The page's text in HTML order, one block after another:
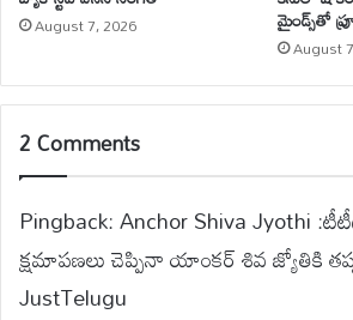
August 7, 2026 మైండ్స్‌తో
August
2 Comments
Pingback:Anchor Shiva Jyothi
క్షమాపణలు చెప్పినా యాంకర్ శివ జ్యోతికి
JustTelugu